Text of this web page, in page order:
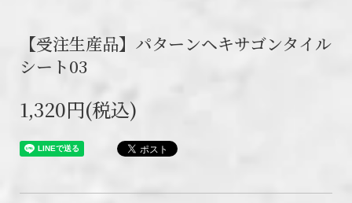
【受注生産品】パターンヘキサゴンタイル
シート03
1,320円(税込)